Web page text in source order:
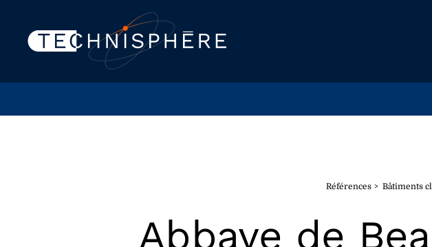
Références Bâtiments
Abbaye de